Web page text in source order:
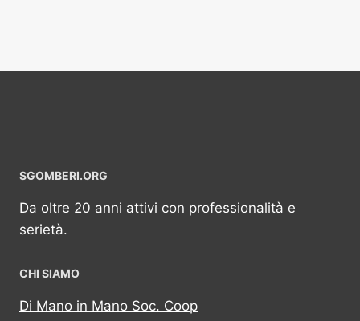
SGOMBERI.ORG
Da oltre 20 anni attivi con professionalità e
serietà.
CHI SIAMO
Di Mano in Mano Soc. Coop